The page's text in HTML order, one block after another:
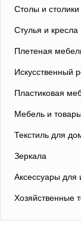
Столы и столики
Стулья и кресла
Плетеная
Искусственный
Пластиковая
Мебель и
Текстиль для
Зеркала
Аксессуары для
Хозяйственные